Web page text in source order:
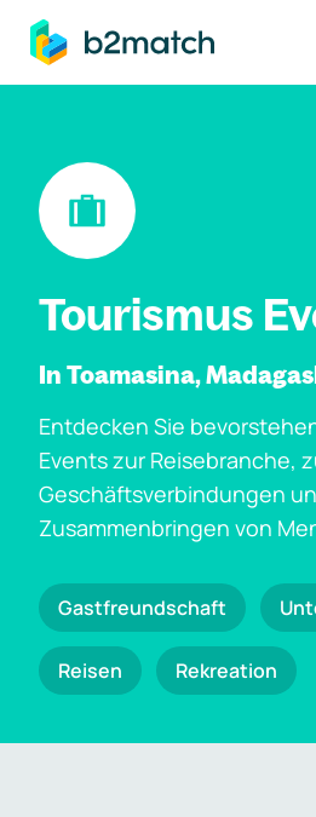
springen
Tourismus
In Toamasina,
Entdecken Sie
Events zur Reisebranche,
Geschäftsverbindungen
Zusammenbringen von
Gastfreundschaft
Reisen Rekreation